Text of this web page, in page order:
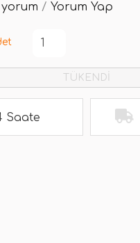
yorum / Yorum Yap
TÜKENDİ
Saate